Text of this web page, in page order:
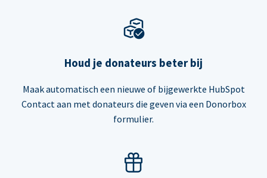
Houd je donateurs beter bij
Maak automatisch een nieuwe of bijgewerkte HubSpot
Contact aan met donateurs die geven via een Donorbox
formulier.